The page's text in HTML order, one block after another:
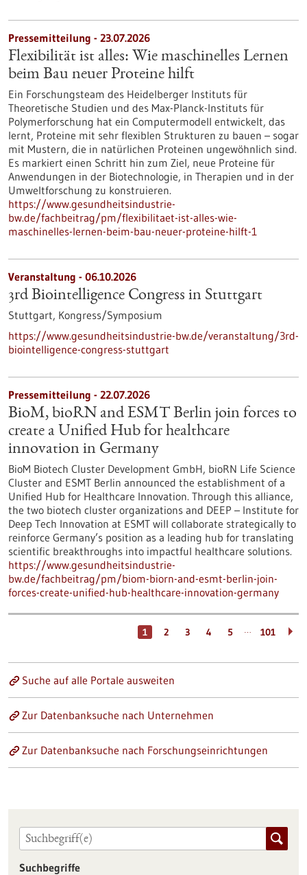
Pressemitteilung - 23.07.2026
Flexibilität ist alles: Wie maschinelles Lernen
beim Bau neuer Proteine hilft
Ein Forschungsteam des Heidelberger Instituts für
Theoretische Studien und des Max-Planck-Instituts für
Polymerforschung hat ein Computermodell entwickelt, das
lernt, Proteine mit sehr flexiblen Strukturen zu bauen – sogar
mit Mustern, die in natürlichen Proteinen ungewöhnlich sind.
Es markiert einen Schritt hin zum Ziel, neue Proteine für
Anwendungen in der Biotechnologie, in Therapien und in der
Umweltforschung zu konstruieren.
https://www.gesundheitsindustrie-
bw.de/fachbeitrag/pm/flexibilitaet-ist-alles-wie-
maschinelles-lernen-beim-bau-neuer-proteine-hilft-1
Veranstaltung - 06.10.2026
3rd Biointelligence Congress in Stuttgart
Stuttgart, Kongress/Symposium
https://www.gesundheitsindustrie-bw.de/veranstaltung/3rd-
biointelligence-congress-stuttgart
Pressemitteilung - 22.07.2026
BioM, bioRN and ESMT Berlin join forces to
create a Unified Hub for healthcare
innovation in Germany
BioM Biotech Cluster Development GmbH, bioRN Life Science
Cluster and ESMT Berlin announced the establishment of a
Unified Hub for Healthcare Innovation. Through this alliance,
the two biotech cluster organizations and DEEP – Institute for
Deep Tech Innovation at ESMT will collaborate strategically to
reinforce Germany’s position as a leading hub for translating
scientific breakthroughs into impactful healthcare solutions.
https://www.gesundheitsindustrie-
bw.de/fachbeitrag/pm/biom-biorn-and-esmt-berlin-join-
forces-create-unified-hub-healthcare-innovation-germany
1 2 3 4 5 … 101
Suche auf alle Portale ausweiten
Zur Datenbanksuche nach Unternehmen
Zur Datenbanksuche nach Forschungseinrichtungen
Suchbegriffe